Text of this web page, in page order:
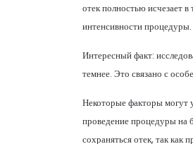
отек полностью исчезает
интенсивности процедуры.
Интересный факт:
темнее. Это связано с
Некоторые факторы могут
проведение процедуры на
сохраняться отек, так как